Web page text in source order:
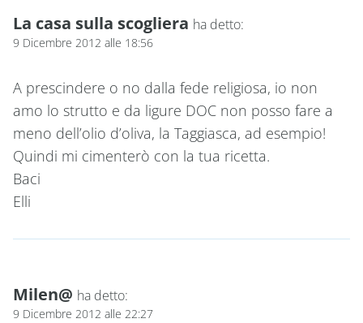
La casa sulla scogliera ha detto:
9 Dicembre 2012 alle 18:56
A prescindere o no dalla fede religiosa, io non
amo lo strutto e da ligure DOC non posso fare a
meno dell’olio d’oliva, la Taggiasca, ad esempio!
Quindi mi cimenterò con la tua ricetta.
Baci
Elli
Milen@ ha detto:
9 Dicembre 2012 alle 22:27